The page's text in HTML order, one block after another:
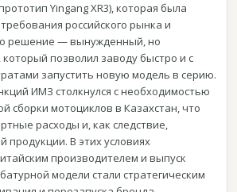
Yingang XR3), которая была
российского рынка и
решение — вынужденный, но
позволил заводу быстро и с
запустить новую модель в серию.
ИМЗ столкнулся с необходимостью
сборки мотоциклов в Казахстан, что
расходы и, как следствие,
продукции. В этих условиях
производителем и выпуск
модели стали стратегическим